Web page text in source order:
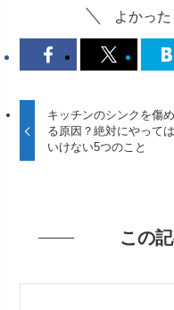
よかっ
キッチンのシンクを傷め
る原因？絶対にやっては
いけない5つのこと
この